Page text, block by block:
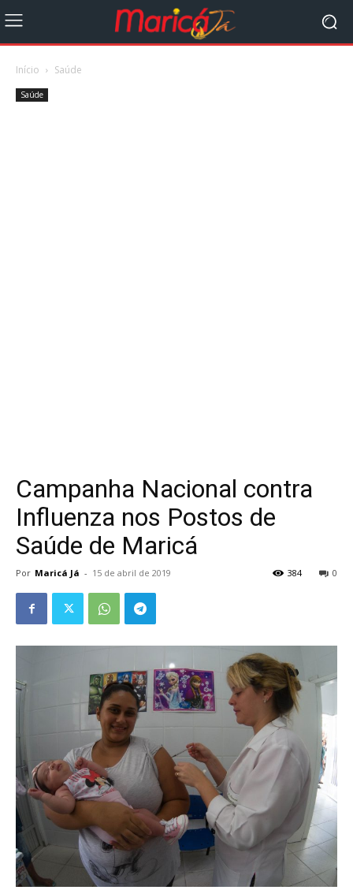
Início Saúde
Saúde
Campanha Nacional contra
Influenza nos Postos de
Saúde de Maricá
Por Maricá Já - 15 de abril de 2019 0
384